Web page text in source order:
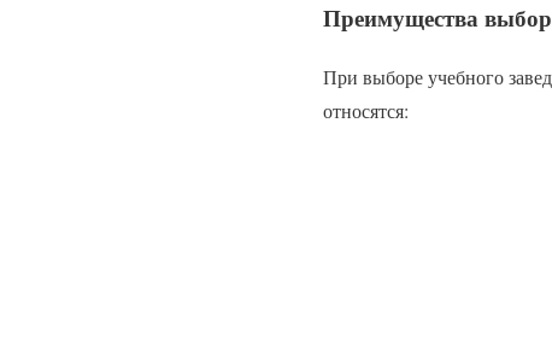
Преимущества
При выборе учебного
относятся: